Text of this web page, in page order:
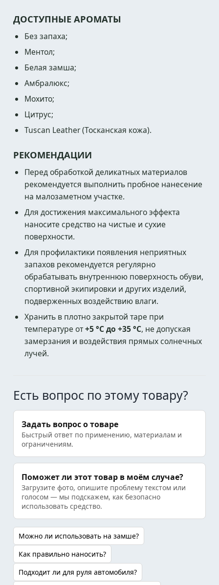
ДОСТУПНЫЕ АРОМАТЫ
Без запаха;
Ментол;
Белая замша;
Амбралюкс;
Мохито;
Цитрус;
Tuscan Leather (Тосканская кожа).
РЕКОМЕНДАЦИИ
Перед обработкой деликатных материалов
рекомендуется выполнить пробное нанесение
на малозаметном участке.
Для достижения максимального эффекта
наносите средство на чистые и сухие
поверхности.
Для профилактики появления неприятных
запахов рекомендуется регулярно
обрабатывать внутреннюю поверхность обуви,
спортивной экипировки и других изделий,
подверженных воздействию влаги.
Хранить в плотно закрытой таре при
температуре от+5 °C до +35 °C, не допуская
замерзания и воздействия прямых солнечных
лучей.
Есть вопрос по этому товару?
Задать вопрос о товаре
Быстрый ответ по применению, материалам и
ограничениям.
Поможет ли этот товар в моём случае?
Загрузите фото, опишите проблему текстом или
голосом — мы подскажем, как безопасно
использовать средство.
Можно ли использовать на замше?
Как правильно наносить?
Подходит ли для руля автомобиля?